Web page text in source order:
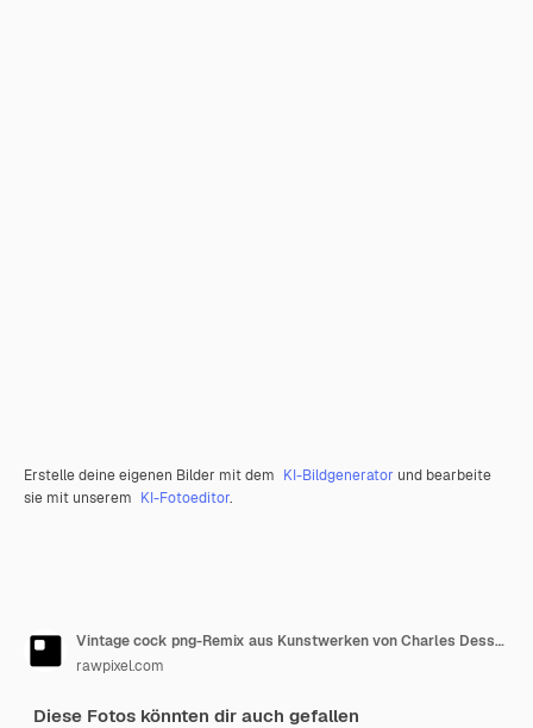
Erstelle deine eigenen Bilder mit dem KI-Bildgenerator und bearbeite
sie mit unserem KI-Fotoeditor.
Vintage cock png-Remix aus Kunstwerken von Charles Dessalines Dorbigny
rawpixel.com
Diese Fotos könnten dir auch gefallen